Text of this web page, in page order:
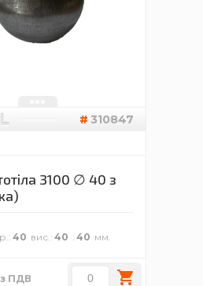
310847
3100 ∅ 40 з
40 вис. 40 40
ПДВ